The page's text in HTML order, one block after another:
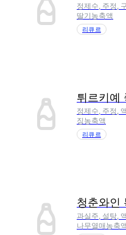
정제수, 주정,
딸기농축액
리큐르
튀르키예
정제수, 주정,
징농축액
리큐르
청춘와인
과실주, 설탕,
나무열매농축